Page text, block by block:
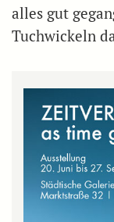
alles gut
Tuchwickeln